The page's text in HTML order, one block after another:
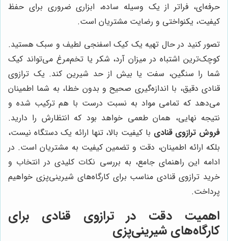
حرفه‌ای، فراتر از یک وسیله ساده، ابزاری ضروری برای حفظ
کیفیت، یکنواختی و رضایت مشتریان است.
تصور کنید در حال تهیه یک کیک اسفنجی لطیف و سبک هستید.
کوچک‌ترین اشتباه در میزان آرد، شکر یا تخم‌مرغ می‌تواند کیک
شما را سنگین، سفت یا بیش از حد شیرین کند. یک ترازوی
قنادی دقیق، با اندازه‌گیری صحیح و بدون خطا، به شما اطمینان
می‌دهد که تمامی مواد به نسبت درست با هم ترکیب شده و
نتیجه نهایی، همان طعمی خواهد بود که انتظارش را دارید.
فروش ترازوی قنادی با کیفیت بالا، تنها ارائه یک دستگاه نیست،
بلکه ارائه اطمینان، دقت و تضمین کیفیت به مشتریان است. در
ادامه این راهنمای جامع، به بررسی نکات کلیدی در انتخاب و
خرید ترازوی قنادی مناسب برای کارگاه‌های شیرینی‌پزی خواهیم
پرداخت.
اهمیت دقت در ترازوی قنادی برای
کارگاه‌های شیرینی‌پزی